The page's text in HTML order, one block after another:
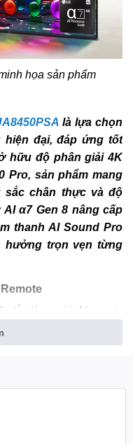
họa sản phẩm
là lựa chọn
đại, đáp ứng tốt
hữu độ phân giải 4K
Pro, sản phẩm mang
sắc chân thực và độ
α7 Gen 8 nâng cấp
thanh AI Sound Pro
hưởng trọn vẹn từng
dễ dàng với AI magic
cảm biến chuyển động
dụng cảm biến như